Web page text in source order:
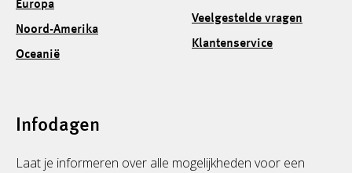
Europa
Noord-Amerika
Oceanië
Veelgestelde vragen
Klantenservice
Infodagen
Laat je informeren over alle mogelijkheden voor een